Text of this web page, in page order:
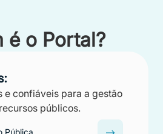
é o Portal?
e confiáveis para a gestão
públicos.
Pública